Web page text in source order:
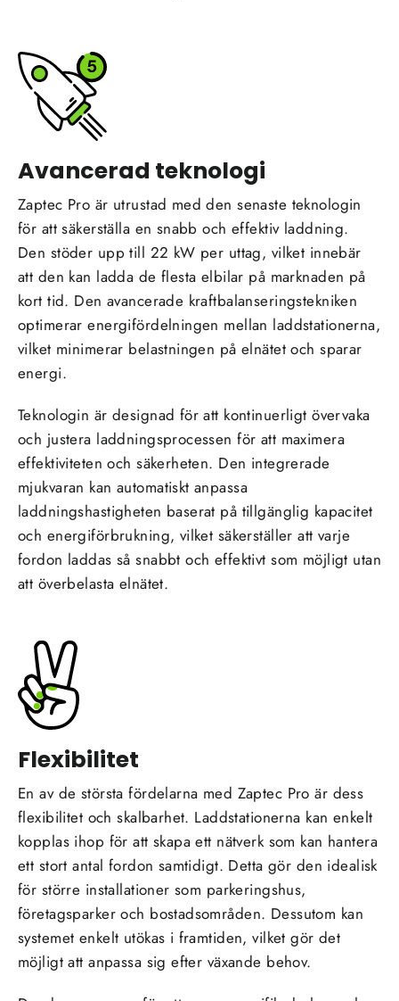
Avancerad teknologi
Zaptec Pro är utrustad med den senaste teknologin
för att säkerställa en snabb och effektiv laddning.
Den stöder upp till 22 kW per uttag, vilket innebär
att den kan ladda de flesta elbilar på marknaden på
kort tid. Den avancerade kraftbalanseringstekniken
optimerar energifördelningen mellan laddstationerna,
vilket minimerar belastningen på elnätet och sparar
energi.
Teknologin är designad för att kontinuerligt övervaka
och justera laddningsprocessen för att maximera
effektiviteten och säkerheten. Den integrerade
mjukvaran kan automatiskt anpassa
laddningshastigheten baserat på tillgänglig kapacitet
och energiförbrukning, vilket säkerställer att varje
fordon laddas så snabbt och effektivt som möjligt utan
att överbelasta elnätet.
Flexibilitet
En av de största fördelarna med Zaptec Pro är dess
flexibilitet och skalbarhet. Laddstationerna kan enkelt
kopplas ihop för att skapa ett nätverk som kan hantera
ett stort antal fordon samtidigt. Detta gör den idealisk
för större installationer som parkeringshus,
företagsparker och bostadsområden. Dessutom kan
systemet enkelt utökas i framtiden, vilket gör det
möjligt att anpassa sig efter växande behov.